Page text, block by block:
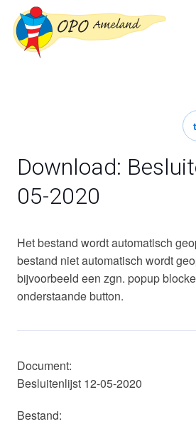
Download:
05-2020
Het bestand wordt automatisch
bestand niet automatisch wordt
bijvoorbeeld een zgn. popup
onderstaande button.
Document:
Besluitenlijst 12-05-2020
Bestand: